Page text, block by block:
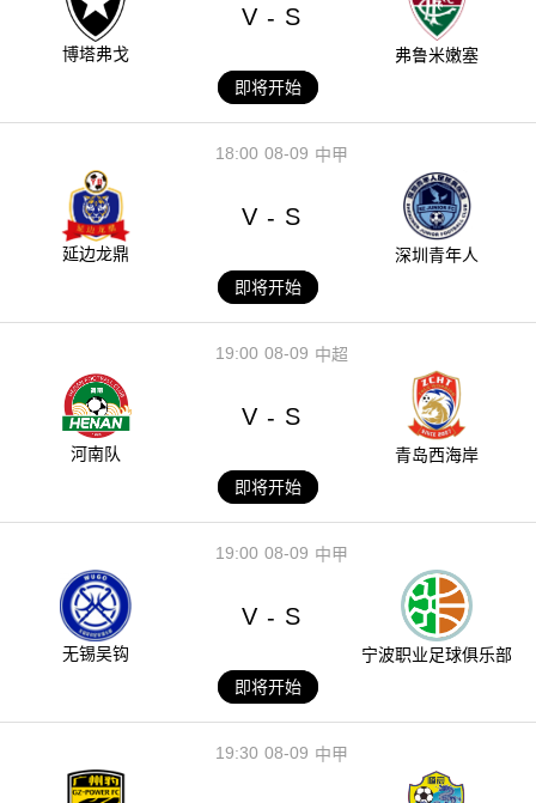
博塔弗戈
V - S
弗鲁米嫩塞
即将开始
08-09
18:00 中甲
延边龙鼎
V - S
深圳青年人
即将开始
08-09
19:00 中超
河南队
V - S
青岛西海岸
即将开始
08-09
19:00 中甲
无锡吴钩
V - S
宁波职业足球俱乐部
即将开始
08-09
19:30 中甲